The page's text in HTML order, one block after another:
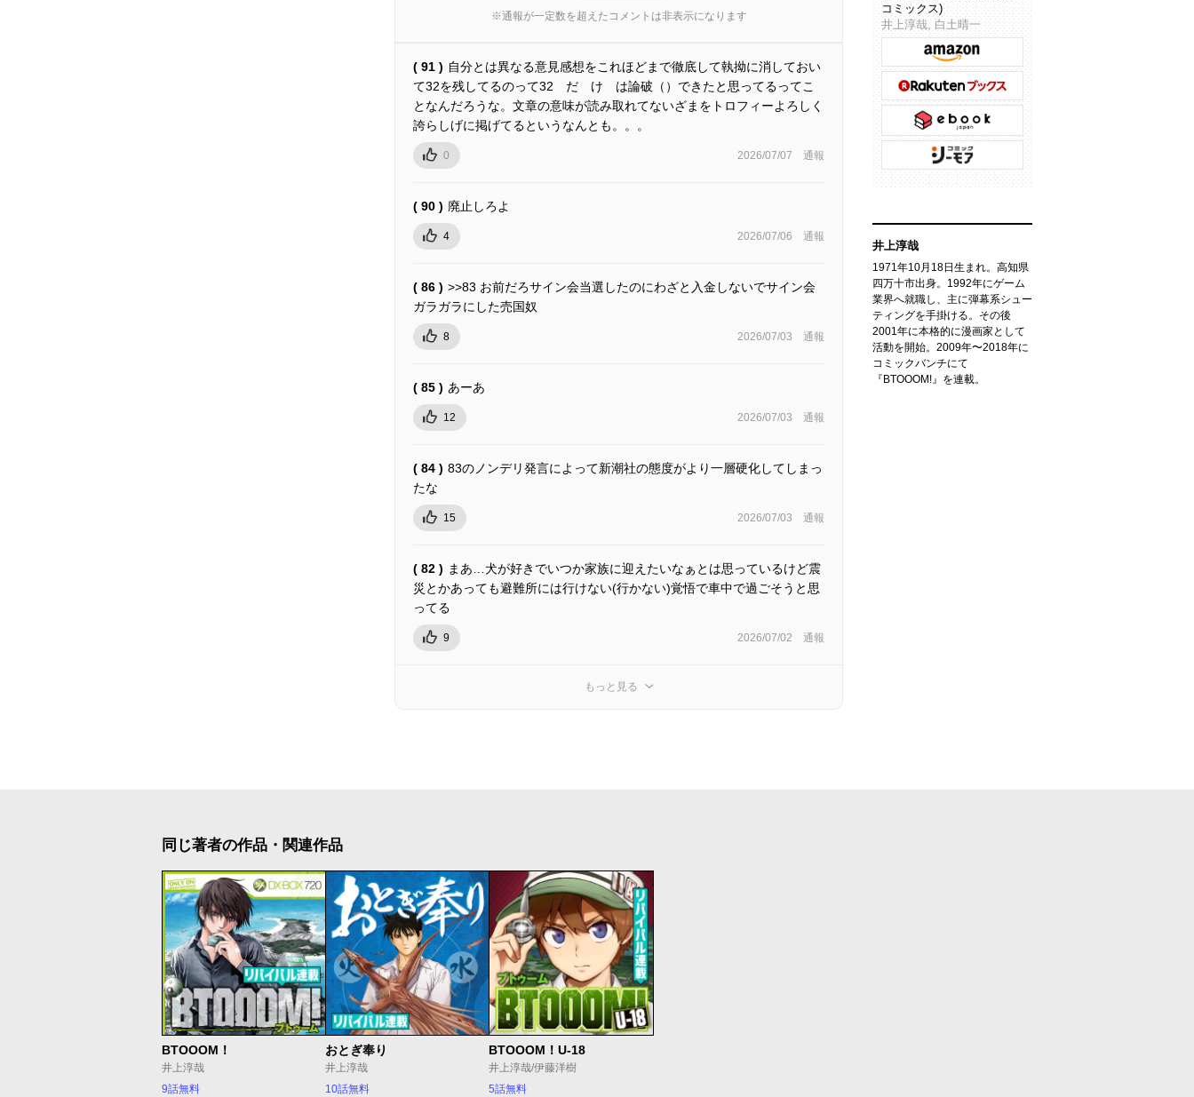
※通報が一定数を超えたコメントは非表示になります
( 91 ) 自分とは異なる意見感想をこれほどまで徹底して執拗に消しておい
て32を残してるのって32 だ け は論破（）できたと思ってるってこ
となんだろうな。文章の意味が読み取れてないざまをトロフィーよろしく
誇らしげに掲げてるというなんとも。。。
0 2026/07/07 通報
( 90 ) 廃止しろよ
4 2026/07/06 通報
( 86 ) >>83 お前だろサイン会当選したのにわざと入金しないでサイン会
ガラガラにした売国奴
8 2026/07/03 通報
( 85 ) あーあ
12 2026/07/03 通報
( 84 ) 83のノンデリ発言によって新潮社の態度がより一層硬化してしまっ
たな
15 2026/07/03 通報
( 82 ) まあ…犬が好きでいつか家族に迎えたいなぁとは思っているけど震
災とかあっても避難所には行けない(行かない)覚悟で車中で過ごそうと思
ってる
9 2026/07/02 通報
もっと見る
コミックス)
井上淳哉, 白土晴一
井上淳哉
1971年10月18日生まれ。高知県
四万十市出身。1992年にゲーム
業界へ就職し、主に弾幕系シュー
ティングを手掛ける。その後
2001年に本格的に漫画家として
活動を開始。2009年〜2018年に
コミックバンチにて
『BTOOOM!』を連載。
同じ著者の作品・関連作品
BTOOOM！
井上淳哉
9話無料
おとぎ奉り
井上淳哉
10話無料
BTOOOM！U-18
井上淳哉/伊藤洋樹
5話無料